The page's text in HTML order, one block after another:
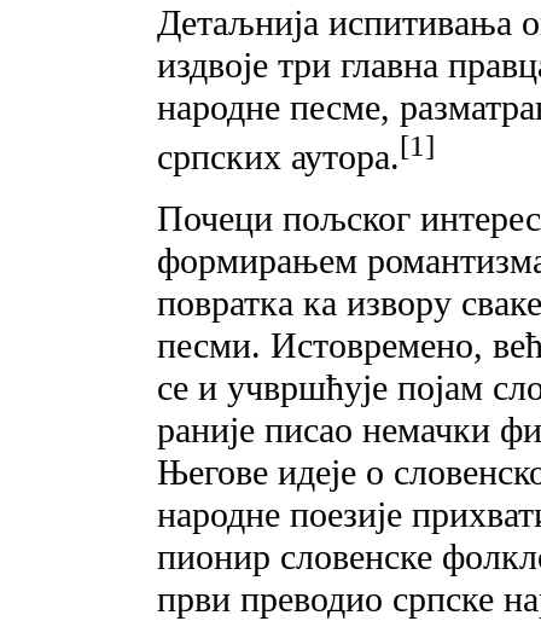
Детаљнија испитивања
издвоје три главна
народне песме,
српских аутора.[1]
Почеци пољског
формирањем романтизма
повратка ка извору
песми. Истовремено,
се и учвршћује појам
раније писао немачки
Његове идеје o
народне поезије
пионир словенске
први преводио српске